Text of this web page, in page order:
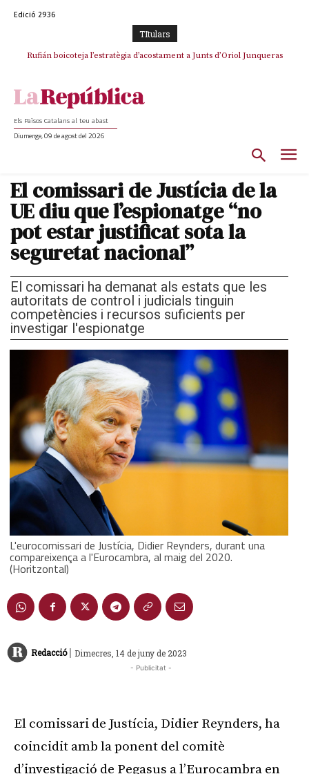
Edició 2936
TItulars
Rufián boicoteja l’estratègia d’acostament a Junts d’Oriol Junqueras
Els Països Catalans al teu abast
Diumenge, 09 de agost del 2026
El comissari de Justícia de la
UE diu que l’espionatge “no
pot estar justificat sota la
seguretat nacional”
El comissari ha demanat als estats que les
autoritats de control i judicials tinguin
competències i recursos suficients per
investigar l'espionatge
L'eurocomissari de Justícia, Didier Reynders, durant una
compareixença a l'Eurocambra, al maig del 2020.
(Horitzontal)
Redacció | Dimecres, 14 de juny de 2023
- Publicitat -
El comissari de Justícia, Didier Reynders, ha
coincidit amb la ponent del comitè
d’investigació de Pegasus a l’Eurocambra en